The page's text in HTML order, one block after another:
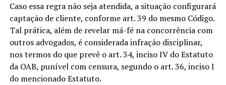
Caso essa regra não seja atendida, a situação configurará
captação de cliente, conforme art. 39 do mesmo Código.
Tal prática, além de revelar má-fé na concorrência com
outros advogados, é considerada infração disciplinar,
nos termos do que prevê o art. 34, inciso IV do Estatuto
da OAB, punível com censura, segundo o art. 36, inciso I
do mencionado Estatuto.